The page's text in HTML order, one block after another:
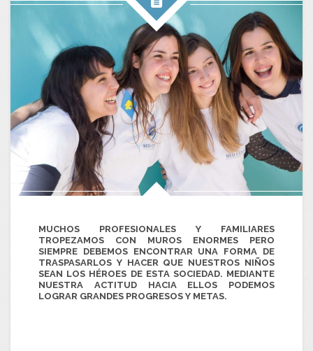
MUCHOS PROFESIONALES Y FAMILIARES
TROPEZAMOS CON MUROS ENORMES PERO
SIEMPRE DEBEMOS ENCONTRAR UNA FORMA DE
TRASPASARLOS Y HACER QUE NUESTROS NIÑOS
SEAN LOS HÉROES DE ESTA SOCIEDAD. MEDIANTE
NUESTRA ACTITUD HACIA ELLOS PODEMOS
LOGRAR GRANDES PROGRESOS Y METAS.